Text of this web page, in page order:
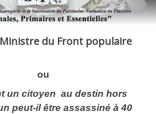
Ministre du Front populaire
ou
un citoyen au destin hors
peut-il être assassiné à 40